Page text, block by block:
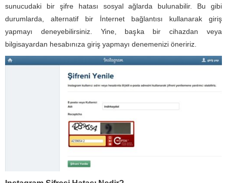
sunucudaki bir şifre hatası sosyal ağlarda bulunabilir. Bu gibi
durumlarda, alternatif bir İnternet bağlantısı kullanarak giriş
yapmayı deneyebilirsiniz. Yine, başka bir cihazdan veya
bilgisayardan hesabınıza giriş yapmayı denemenizi öneririz.